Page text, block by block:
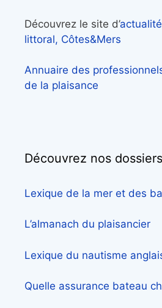
Découvrez le site d’
littoral, Côtes&Mers
Annuaire des
de la plaisance
Découvrez nos dossiers
Lexique de la mer et des
L’almanach du plaisancier
Lexique du nautisme
Quelle assurance bateau